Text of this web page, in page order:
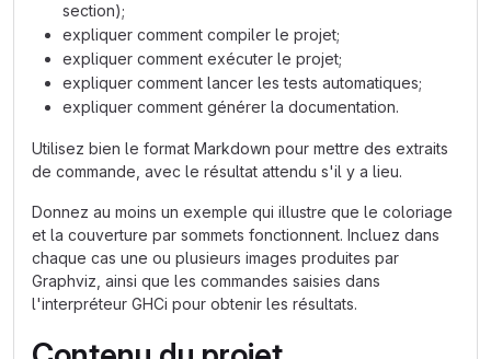
section);
expliquer comment compiler le projet;
expliquer comment exécuter le projet;
expliquer comment lancer les tests automatiques;
expliquer comment générer la documentation.
Utilisez bien le format Markdown pour mettre des extraits
de commande, avec le résultat attendu s'il y a lieu.
Donnez au moins un exemple qui illustre que le coloriage
et la couverture par sommets fonctionnent. Incluez dans
chaque cas une ou plusieurs images produites par
Graphviz, ainsi que les commandes saisies dans
l'interpréteur GHCi pour obtenir les résultats.